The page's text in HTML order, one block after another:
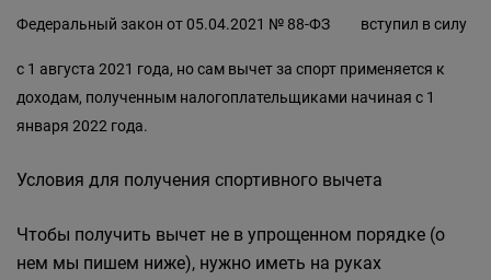
Федеральный закон от 05.04.2021 № 88-ФЗ вступил в силу
с 1 августа 2021 года, но сам вычет за спорт применяется к
доходам, полученным налогоплательщиками начиная с 1
января 2022 года.
Условия для получения спортивного вычета
Чтобы получить вычет не в упрощенном порядке (о
нем мы пишем ниже), нужно иметь на руках